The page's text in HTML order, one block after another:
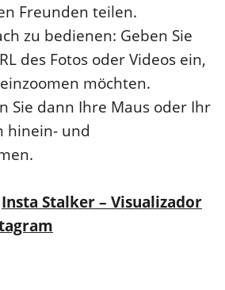
Freunden teilen.
zu bedienen: Geben Sie
des Fotos oder Videos ein,
möchten.
Sie dann Ihre Maus oder Ihr
hinein- und
Insta Stalker – Visualizador